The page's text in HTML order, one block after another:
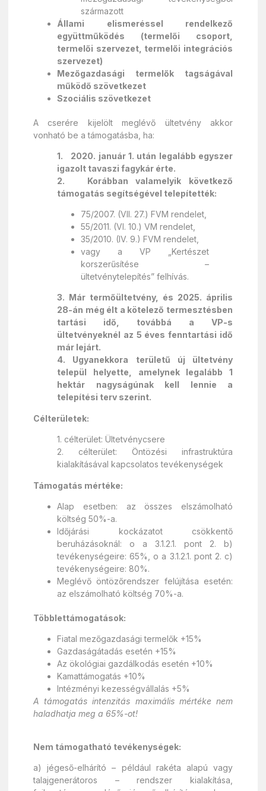
származott
Állami elismeréssel rendelkező
együttműködés (termelői csoport,
termelői szervezet, termelői integrációs
szervezet)
Mezőgazdasági termelők tagságával
működő szövetkezet
Szociális szövetkezet
A cserére kijelölt meglévő ültetvény akkor
vonható be a támogatásba, ha:
1. 2020. január 1. után legalább egyszer
igazolt tavaszi fagykár érte.
2. Korábban valamelyik következő
támogatás segítségével telepítették:
75/2007. (VII. 27.) FVM rendelet,
55/2011. (VI. 10.) VM rendelet,
35/2010. (IV. 9.) FVM rendelet,
vagy a VP „Kertészet
korszerűsítése –
ültetvénytelepítés” felhívás.
3. Már termőültetvény, és 2025. április
28-án még élt a kötelező termesztésben
tartási idő, továbbá a VP-s
ültetvényeknél az 5 éves fenntartási idő
már lejárt.
4. Ugyanekkora területű új ültetvény
települ helyette, amelynek legalább 1
hektár nagyságúnak kell lennie a
telepítési terv szerint.
Célterületek:
1. célterület: Ültetvénycsere
2. célterület: Öntözési infrastruktúra
kialakításával kapcsolatos tevékenységek
Támogatás mértéke:
Alap esetben: az összes elszámolható
költség 50%-a.
Időjárási kockázatot csökkentő
beruházásoknál: o a 3.1.2.1. pont 2. b)
tevékenységeire: 65%, o a 3.1.2.1. pont 2. c)
tevékenységeire: 80%.
Meglévő öntözőrendszer felújítása esetén:
az elszámolható költség 70%-a.
Többlettámogatások:
Fiatal mezőgazdasági termelők +15%
Gazdaságátadás esetén +15%
Az ökológiai gazdálkodás esetén +10%
Kamattámogatás +10%
Intézményi kezességvállalás +5%
A támogatás intenzitás maximális mértéke nem
haladhatja meg a 65%-ot!
Nem támogatható tevékenységek:
a) jégeső-elhárító – például rakéta alapú vagy
talajgenerátoros – rendszer kialakítása,